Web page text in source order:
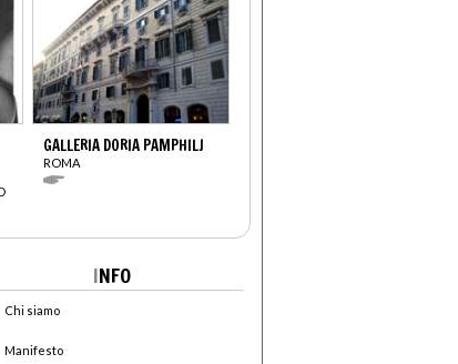
GALLERIA DORIA PAMPHILJ
ROMA
INFO
Chi siamo
Manifesto